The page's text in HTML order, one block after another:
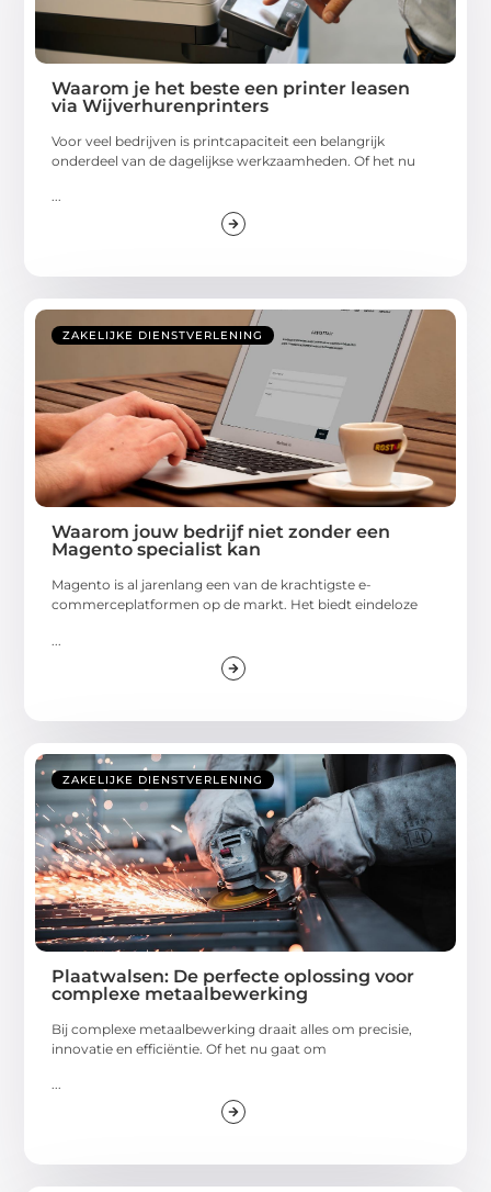
Waarom je het beste een printer leasen
via Wijverhurenprinters
Voor veel bedrijven is printcapaciteit een belangrijk
onderdeel van de dagelijkse werkzaamheden. Of het nu
...
ZAKELIJKE DIENSTVERLENING
Waarom jouw bedrijf niet zonder een
Magento specialist kan
Magento is al jarenlang een van de krachtigste e-
commerceplatformen op de markt. Het biedt eindeloze
ZAKELIJKE DIENSTVERLENING
Plaatwalsen: De perfecte oplossing voor
complexe metaalbewerking
Bij complexe metaalbewerking draait alles om precisie,
innovatie en efficiëntie. Of het nu gaat om
...